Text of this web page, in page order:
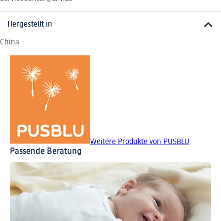
Hergestellt in
China
Weitere Produkte von PUSBLU
Passende Beratung